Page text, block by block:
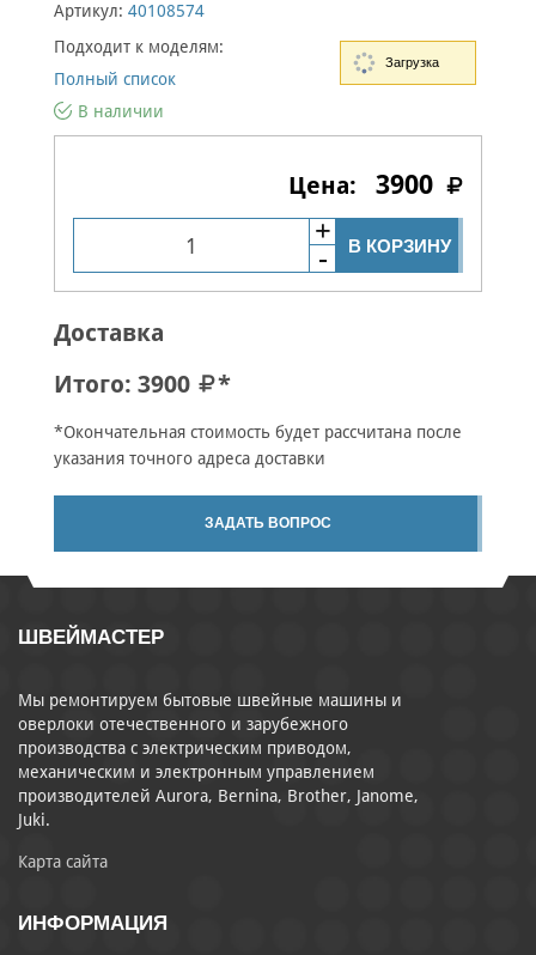
Артикул: 40108574
Подходит к моделям:
Полный список
В наличии
3900
В КОРЗИНУ
Доставка
Итого: 3900 *
*Окончательная стоимость будет рассчитана после
указания точного адреса доставки
ЗАДАТЬ ВОПРОС
ШВЕЙМАСТЕР
Мы ремонтируем бытовые швейные машины и
оверлоки отечественного и зарубежного
производства с электрическим приводом,
механическим и электронным управлением
производителей Aurora, Bernina, Brother, Janome,
Juki.
Карта сайта
ИНФОРМАЦИЯ
Загрузка